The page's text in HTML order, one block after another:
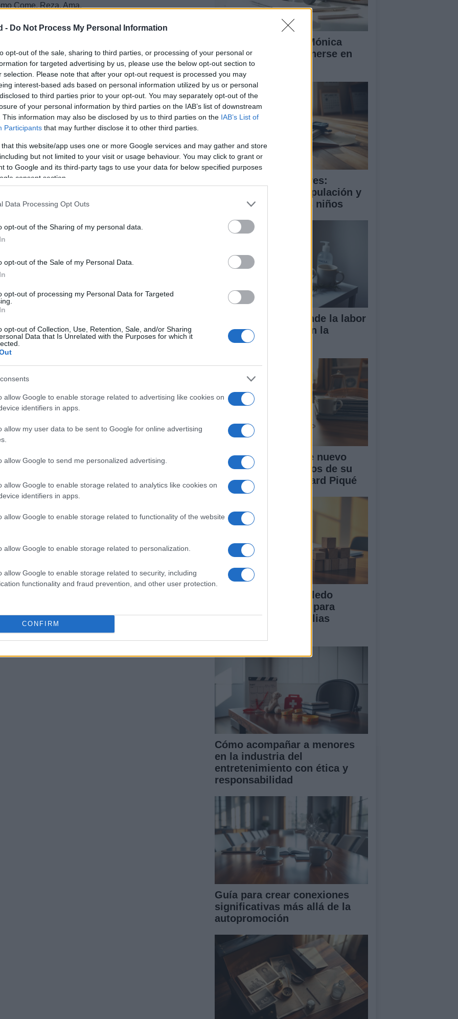
- Do Not Process My Personal Information
opt-out of the sale, sharing to third parties, or processing of your personal or
for targeted advertising by us, please use the below opt-out section to
selection. Please note that after your opt-out request is processed you may
interest-based ads based on personal information utilized by us or personal
to third parties prior to your opt-out. You may separately opt-out of the
of your personal information by third parties on the IAB’s list of downstream
This information may also be disclosed by us to third parties on the IAB’s List of
Participants that may further disclose it to other third parties.
that this website/app uses one or more Google services and may gather and store
but not limited to your visit or usage behaviour. You may click to grant or
to Google and its third-party tags to use your data for below specified purposes
consent section.
Data Processing Opt Outs
opt-out of the Sharing of my personal data.
opt-out of the Sale of my Personal Data.
opt-out of processing my Personal Data for Targeted
opt-out of Collection, Use, Retention, Sale, and/or Sharing
Data that Is Unrelated with the Purposes for which it
allow Google to enable storage related to advertising like cookies on
identifiers in apps.
allow my user data to be sent to Google for online advertising
allow Google to send me personalized advertising.
allow Google to enable storage related to analytics like cookies on
identifiers in apps.
allow Google to enable storage related to functionality of the website
allow Google to enable storage related to personalization.
allow Google to enable storage related to security, including
functionality and fraud prevention, and other user protection.
CONFIRM
Come, Reza, Ama.
Julia Roberts será la principal competidora de Los
en USA, así que los hombres tendrán que decidir
parejas como corderitos al matadero? ¿Se
Los Mercenariosaparezcan en un triste torrent de
de su habitación intentando sentirse hombres
Reza, Ama… ninguno de nosotros merecerá
Blandengue.
© Riproduzione riservata
La rutina diaria de Mónica
Naranjo para mantenerse en
forma y feliz
Grooming en menores:
estrategias de manipulación y
cómo proteger a los niños
Candela Peña defiende la labor
de las enfermeras en la
sanidad
Shakira: rumores de nuevo
amor tras cuatro años de su
separación con Gerard Piqué
La Diputación de Toledo
presenta iniciativas para
fortalecer a las familias
Cómo acompañar a menores
en la industria del
entretenimiento con ética y
responsabilidad
Guía para crear conexiones
significativas más allá de la
autopromoción